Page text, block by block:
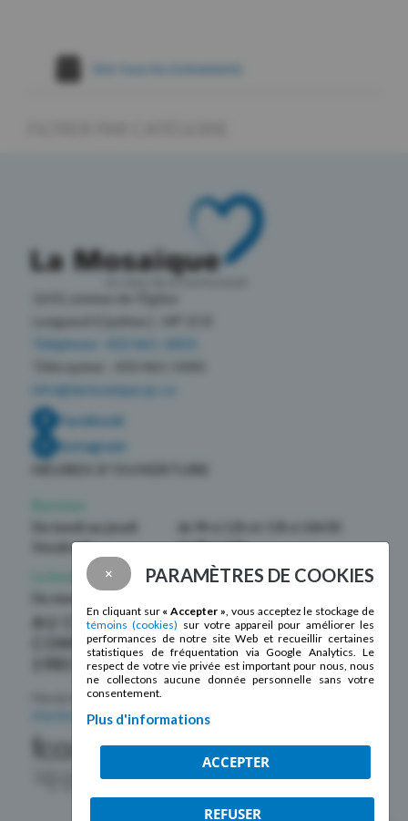
Voir tous les évènements
Longueuil (Québec) J4P 2C8
Téléphone : 450 465-1803
info@lamosaique.qc.ca
Facebook
Instagram
Vendredi
de 9h à 12h
La boutique La Mosaïque
Du mardi au samedi
AU CŒUR DE LA
COMMUNAUTÉ DEPUIS
Membre de laFédération des centres
d’action bénévole du Québec
× PARAMÈTRES DE COOKIES
En cliquant sur « Accepter », vous acceptez le stockage de
témoins (cookies) sur votre appareil pour améliorer les
performances de notre site Web et recueillir certaines
statistiques de fréquentation via Google Analytics. Le
respect de votre vie privée est important pour nous, nous
ne collectons aucune donnée personnelle sans votre
consentement.
Plus d'informations
ACCEPTER
REFUSER